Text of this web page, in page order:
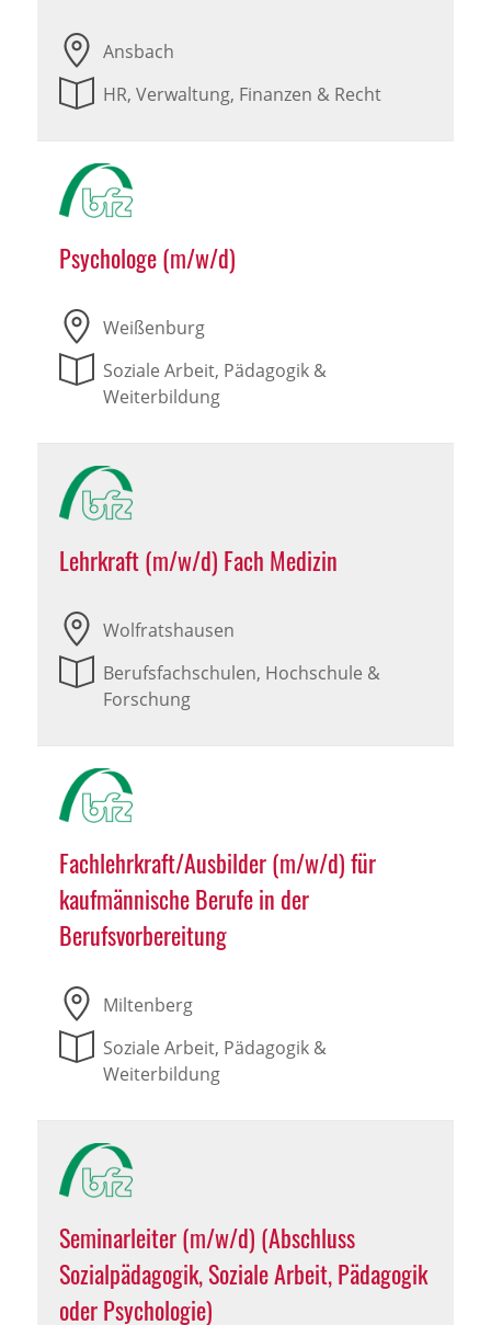
Ansbach
HR, Verwaltung, Finanzen & Recht
Psychologe (m/w/d)
Weißenburg
Soziale Arbeit, Pädagogik &
Weiterbildung
Lehrkraft (m/w/d) Fach Medizin
Wolfratshausen
Berufsfachschulen, Hochschule &
Forschung
Fachlehrkraft/Ausbilder (m/w/d) für
kaufmännische Berufe in der
Berufsvorbereitung
Miltenberg
Soziale Arbeit, Pädagogik &
Weiterbildung
Seminarleiter (m/w/d) (Abschluss
Sozialpädagogik, Soziale Arbeit, Pädagogik
oder Psychologie)